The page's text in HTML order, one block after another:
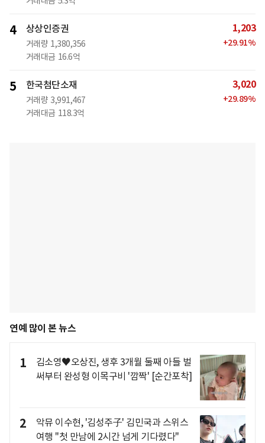
4 상상인증권
거래량 1,380,356
거래대금 16.6억
1,203
+29.91%
5 한국첨단소재
거래량 3,991,467
거래대금 118.3억
3,020
+29.89%
연예 많이 본 뉴스
1
김소영♥오상진, 생후 3개월 둘째 아들 벌
써부터 완성형 이목구비 '깜짝' [순간포착]
2
악뮤 이수현, '김성주子' 김민국과 스위스
여행 "첫 만남에 2시간 넘게 기다렸다"